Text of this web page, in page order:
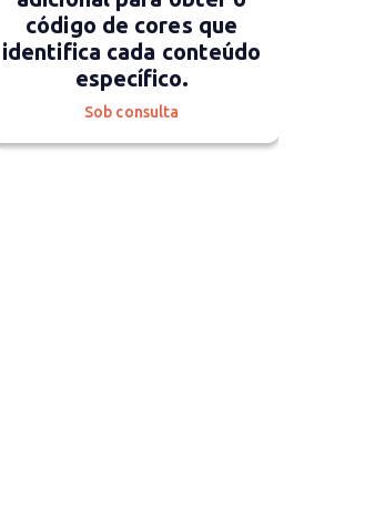
código de cores que
identifica cada conteúdo
específico.
Sob consulta